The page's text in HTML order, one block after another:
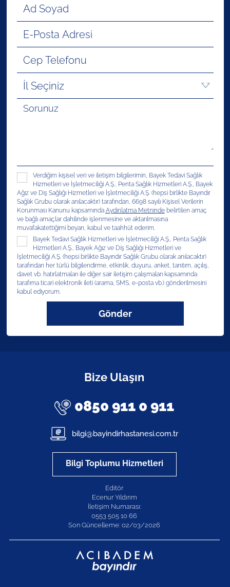
Verdiğim kişisel veri ve iletişim bilgilerimin, Bayek Tedavi Sağlık
Hizmetleri ve İşletmeciliği A.Ş., Penta Sağlık Hizmetleri A.Ş., Bayek
Ağız ve Diş Sağlığı Hizmetleri ve İşletmeciliği A.Ş. (hepsi birlikte Bayındır
Sağlık Grubu olarak anılacaktır) tarafından, 6698 sayılı Kişisel Verilerin
Korunması Kanunu kapsamında Aydınlatma Metnindebelirtilen amaç
ve bağlı amaçlar dahilinde işlenmesine ve aktarılmasına
muvafakatettiğimi beyan, kabul ve taahhüt ederim.
Bayek Tedavi Sağlık Hizmetleri ve İşletmeciliği A.Ş., Penta Sağlık
Hizmetleri A.Ş., Bayek Ağız ve Diş Sağlığı Hizmetleri ve
İşletmeciliği A.Ş. (hepsi birlikte Bayındır Sağlık Grubu olarak anılacaktır)
tarafından her türlü bilgilendirme, etkinlik, duyuru, anket, tanıtım, açılış,
davet vb. hatırlatmaları ile diğer sair iletişim çalışmaları kapsamında
tarafıma ticari elektronik ileti (arama, SMS, e-posta vb.) gönderilmesini
kabul ediyorum.
Gönder
Bize Ulaşın
0850 911 0 911
bilgi@bayindirhastanesi.com.tr
Bilgi Toplumu Hizmetleri
Editör
Ecenur Yıldırım
İletişim Numarası:
0553 505 10 66
Son Güncelleme: 02/03/2026